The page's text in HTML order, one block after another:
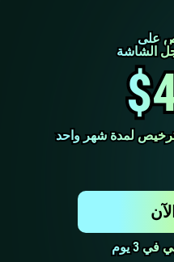
على
على
لمدة شهر واحد
لمدة شهر واحد
3 يوم
3 يوم